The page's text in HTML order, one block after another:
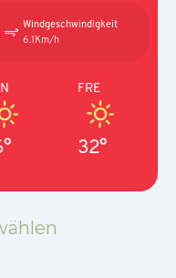
Windgeschwindigkeit
6.1Km/h
FRE
32°